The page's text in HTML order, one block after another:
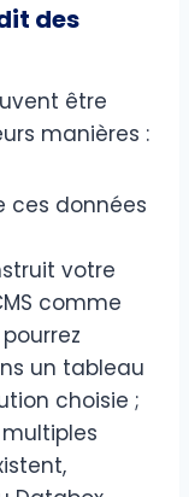
des
être
manières :
ces données
votre
comme
un tableau
choisie ;